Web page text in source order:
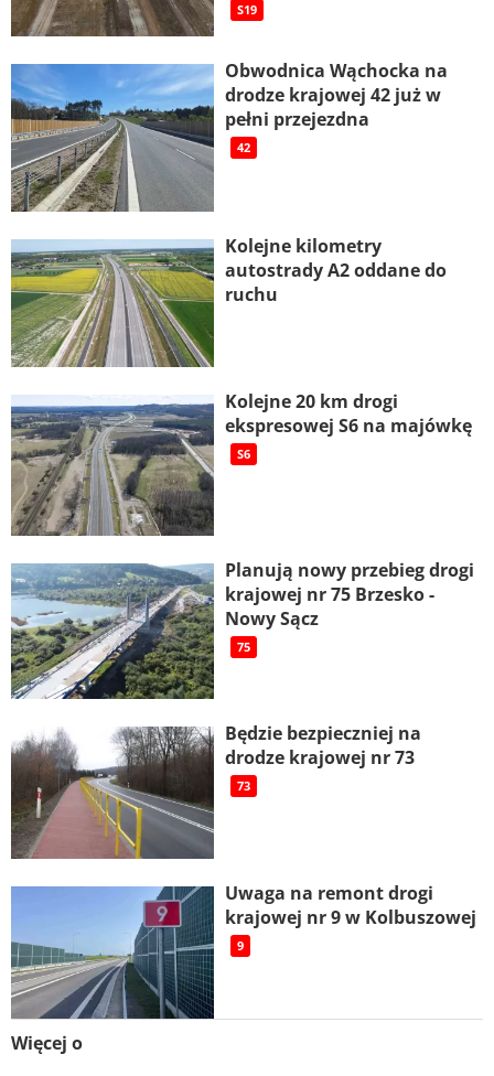
S19
Obwodnica Wąchocka na
drodze krajowej 42 już w
pełni przejezdna
42
Kolejne kilometry
autostrady A2 oddane do
ruchu
Kolejne 20 km drogi
ekspresowej S6 na majówkę
S6
Planują nowy przebieg drogi
krajowej nr 75 Brzesko -
Nowy Sącz
75
Będzie bezpieczniej na
drodze krajowej nr 73
73
Uwaga na remont drogi
krajowej nr 9 w Kolbuszowej
9
Więcej o